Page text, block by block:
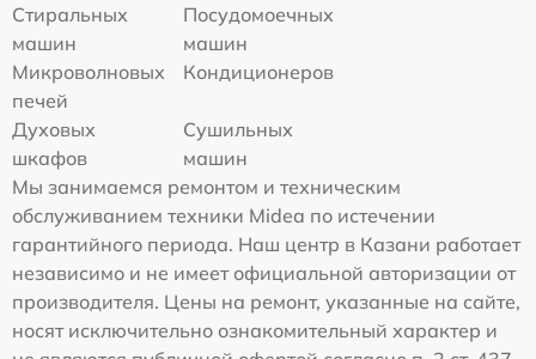
Стиральных
машин
Посудомоечных
машин
Микроволновых
печей
Кондиционеров
Духовых
шкафов
Сушильных
машин
Мы занимаемся ремонтом и техническим
обслуживанием техники Midea по истечении
гарантийного периода. Наш центр в Казани работает
независимо и не имеет официальной авторизации от
производителя. Цены на ремонт, указанные на сайте,
носят исключительно ознакомительный характер и